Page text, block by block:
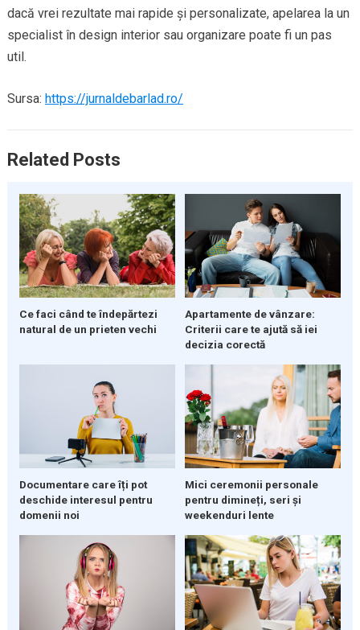
dacă vrei rezultate mai rapide și personalizate, apelarea la un
specialist în design interior sau organizare poate fi un pas
util.
Sursa: https://jurnaldebarlad.ro/
Related Posts
Ce faci când te îndepărtezi
natural de un prieten vechi
Apartamente de vânzare:
Criterii care te ajută să iei
decizia corectă
Documentare care îți pot
deschide interesul pentru
domenii noi
Mici ceremonii personale
pentru dimineți, seri și
weekenduri lente